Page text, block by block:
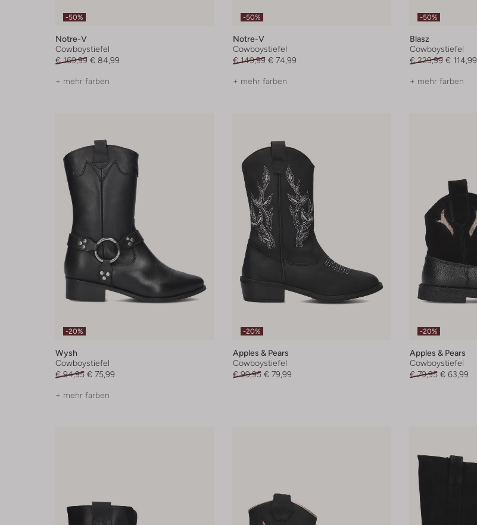
-50%
Notre-V
Cowboystiefel
€ 169,99 € 84,99
+ mehr farben
-50%
Notre-V
Cowboystiefel
€ 149,99 € 74,99
+ mehr farben
-50%
Blasz
Cowboystiefel
€ 229,99 € 114,99
+ mehr farben
-20%
Wysh
Cowboystiefel
€ 94,95 € 75,99
+ mehr farben
-20%
Apples & Pears
Cowboystiefel
€ 99,95 € 79,99
-20%
Apples & Pears
Cowboystiefel
€ 79,95 € 63,99